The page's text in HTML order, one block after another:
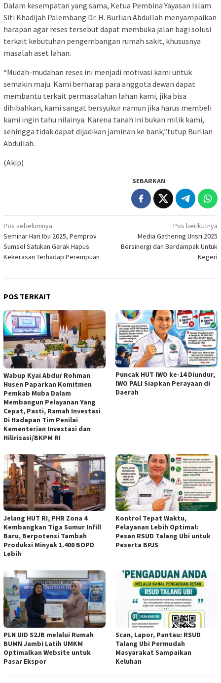
Dalam kesempatan yang sama, Ketua Pembina Yayasan Islam
Siti Khadijah Palembang Dr. H. Burlian Abdullah menyampaikan
harapan agar reses tersebut dapat membuka jalan bagi solusi
terkait kebutuhan pengembangan rumah sakit, khususnya
masalah aset lahan.
“Mudah-mudahan reses ini menjadi motivasi kami untuk
semakin maju. Kami berharap para anggota dewan dapat
membantu terkait permasalahan lahan kami, jika bisa
dihibahkan, kami sangat bersyukur namun jika harus membeli
kami ingin tahu nilainya. Karena tanah ini bukan milik kami,
sehingga tidak dapat dijadikan jaminan ke bank,”tutup Burlian
Abdullah.
(Akip)
SEBARKAN
Navigasi
pos
Pos sebelumnya
Seminar Hari Ibu 2025, Pemprov
Sumsel Satukan Gerak Hapus
Kekerasan Terhadap Perempuan
Pos berikutnya
Media Gathering Unsri 2025
Bersinergi dan Berdampak Untuk
Negeri
POS TERKAIT
Wabup Kyai Abdur Rohman
Husen Paparkan Komitmen
Pemkab Muba Dalam
Membangun Pelayanan Yang
Cepat, Pasti, Ramah Investasi
Di Hadapan Tim Penilai
Kementerian Investasi dan
Hilirisasi/BKPM RI
Puncak HUT IWO ke-14 Diundur,
IWO PALI Siapkan Perayaan di
Daerah
Jelang HUT RI, PHR Zona 4
Kembangkan Tiga Sumur Infill
Baru, Berpotensi Tambah
Produksi Minyak 1.400 BOPD
Lebih
Kontrol Tepat Waktu,
Pelayanan Lebih Optimal:
Pesan RSUD Talang Ubi untuk
Peserta BPJS
PLN UID S2JB melalui Rumah
BUMN Jambi Latih UMKM
Optimalkan Website untuk
Pasar Ekspor
Scan, Lapor, Pantau: RSUD
Talang Ubi Permudah
Masyarakat Sampaikan
Keluhan